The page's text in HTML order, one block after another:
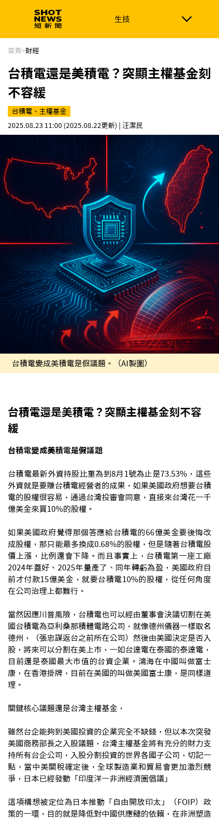
生技
生技 政治
新南向 體育
首頁>財經
台積電還是美積電？突顯主權基金刻
不容緩
台積電、主權基金
2025.08.23 11:00 (2025.08.22更新) | 汪潔民
台積電變成美積電是假議題。（AI製圖）
台積電還是美積電？突顯主權基金刻不容
緩
台積電變成美積電是假議題
台積電最新外資持股比重為到8月1號為止是73.53%，這些
外資就是要賺台積電經營者的成果，如果美國政府想要台積
電的股權很容易，通過台灣投審會同意，直接來台灣花一千
億美金來買10%的股權。
如果美國政府覺得那個答應給台積電的66億美金要後悔改
成股權，那只能最多換成0.68%的股權，但是隨著台積電股
價上漲，比例還會下降。而且事實上，台積電第一座工廠
2024年蓋好、2025年量產了、同年轉虧為盈，美國政府目
前才付款15億美金，就要台積電10%的股權，從任何角度
在公司治理上都難行。
當然因應川普風險，台積電也可以經由董事會決議切割在美
國台積電為亞利桑那積體電路公司，就像德州儀器一樣取名
德州，（張忠謀返台之前所在公司）然後由美國決定是否入
股，將來可以分割在美上市，一如台達電在泰國的泰達電，
目前還是泰國最大市值的台資企業。鴻海在中國叫做富士
康，在香港掛牌，目前在美國的叫做美國富士康，是同樣道
理。
關鍵核心議題還是台灣主權基金，
雖然台企能夠到美國投資的企業完全不缺錢，但以本次突發
美國商務部長之入股議題，台灣主權基金將有充分的財力支
持所有台企公司，入股分割投資的世界各國子公司，切記一
點，當中美關稅確定後，全球製造業和貿易會更加激烈競
爭，日本已經發動「印度洋—非洲經濟圈倡議」
這項構想被定位為日本推動「自由開放印太」（FOIP）政
策的一環，目的就是降低對中國供應鏈的依賴，在非洲塑造